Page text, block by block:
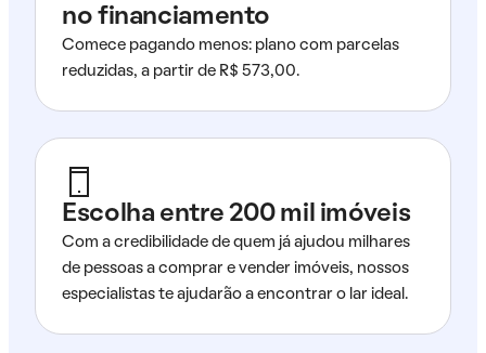
no financiamento
Comece pagando menos: plano com parcelas
reduzidas, a partir de R$ 573,00.
Escolha entre 200 mil imóveis
Com a credibilidade de quem já ajudou milhares
de pessoas a comprar e vender imóveis, nossos
especialistas te ajudarão a encontrar o lar ideal.